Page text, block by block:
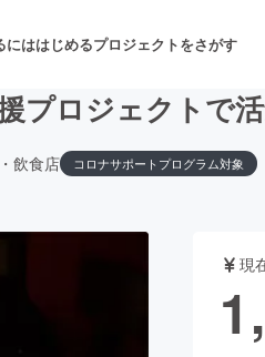
にははじめるプロジェクトをさがす
舞台・パフォーマン
プロジェクトで
飲食店 コロナサポートプログラム対象
現